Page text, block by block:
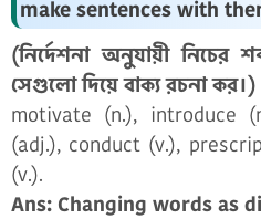
make sentences with
(নির্দেশনা অনুযায়ী
সেগুলো দিয়ে বাক্য রচনা
motivate (n.), introduce
(adj.), conduct (v.),
(v.).
Ans: Changing words as